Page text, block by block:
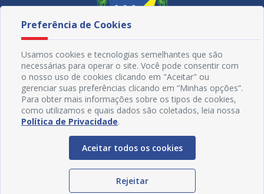
Redes Sociais
Preferência de Cookies
Usamos cookies e tecnologias semelhantes que são
necessárias para operar o site. Você pode consentir com
o nosso uso de cookies clicando em "Aceitar" ou
gerenciar suas preferências clicando em “Minhas opções”.
Para obter mais informações sobre os tipos de cookies,
como utilizamos e quais dados são coletados, leia nossa
Política de Privacidade.
Aceitar todos os cookies
Rejeitar